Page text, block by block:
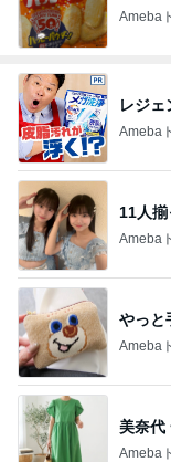
Ameba
レジェ
Ameba
11人
Ameba
やっと
Ameba
美奈代
Ameba